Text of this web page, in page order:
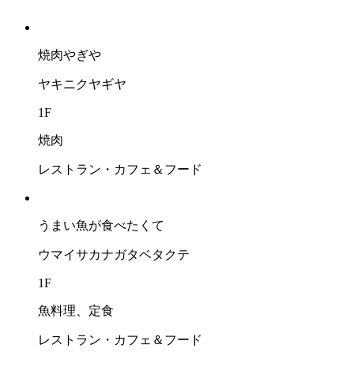
焼肉やぎや
ヤキニクヤギヤ
1F
焼肉
レストラン・カフェ＆フード
うまい⿂が⾷べたくて
ウマイサカナガタベタクテ
1F
魚料理、定食
レストラン・カフェ＆フード